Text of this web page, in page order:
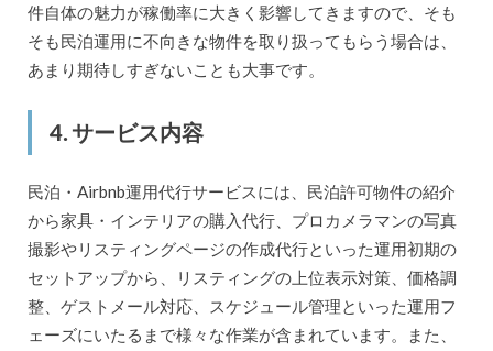
件自体の魅力が稼働率に大きく影響してきますので、そも
そも民泊運用に不向きな物件を取り扱ってもらう場合は、
あまり期待しすぎないことも大事です。
4. サービス内容
民泊・Airbnb運用代行サービスには、民泊許可物件の紹介
から家具・インテリアの購入代行、プロカメラマンの写真
撮影やリスティングページの作成代行といった運用初期の
セットアップから、リスティングの上位表示対策、価格調
整、ゲストメール対応、スケジュール管理といった運用フ
ェーズにいたるまで様々な作業が含まれています。また、